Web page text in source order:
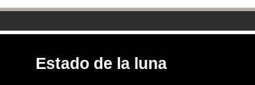
Estado de la luna